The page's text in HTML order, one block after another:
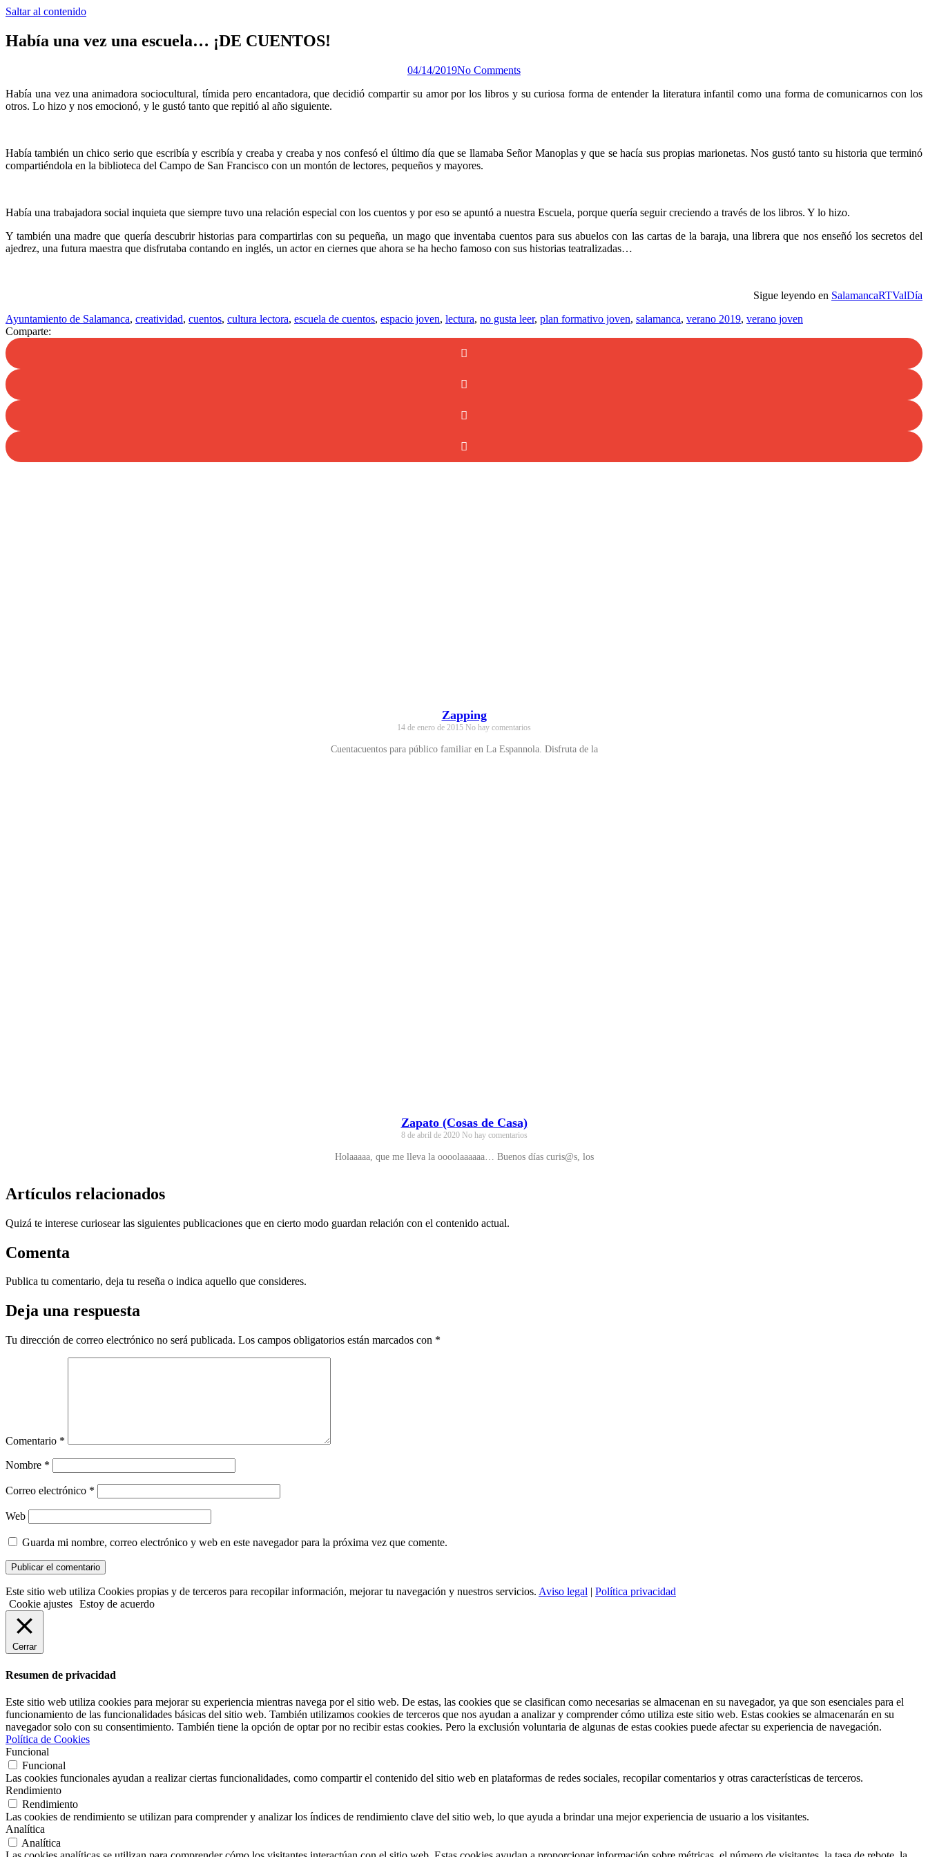
Saltar al contenido
Había una vez una escuela… ¡DE CUENTOS!
04/14/2019No Comments
Había una vez una animadora sociocultural, tímida pero encantadora, que decidió compartir su amor por los libros y su curiosa forma de entender la literatura infantil como una forma de comunicarnos con los
otros. Lo hizo y nos emocionó, y le gustó tanto que repitió al año siguiente.
Había también un chico serio que escribía y escribía y creaba y creaba y nos confesó el último día que se llamaba Señor Manoplas y que se hacía sus propias marionetas. Nos gustó tanto su historia que terminó
compartiéndola en la biblioteca del Campo de San Francisco con un montón de lectores, pequeños y mayores.
Había una trabajadora social inquieta que siempre tuvo una relación especial con los cuentos y por eso se apuntó a nuestra Escuela, porque quería seguir creciendo a través de los libros. Y lo hizo.
Y también una madre que quería descubrir historias para compartirlas con su pequeña, un mago que inventaba cuentos para sus abuelos con las cartas de la baraja, una librera que nos enseñó los secretos del
ajedrez, una futura maestra que disfrutaba contando en inglés, un actor en ciernes que ahora se ha hecho famoso con sus historias teatralizadas…
Sigue leyendo en SalamancaRTValDía
Ayuntamiento de Salamanca, creatividad, cuentos, cultura lectora, escuela de cuentos, espacio joven, lectura, no gusta leer, plan formativo joven, salamanca, verano 2019, verano joven
Comparte:
Zapping
14 de enero de 2015 No hay comentarios
Cuentacuentos para público familiar en La Espannola. Disfruta de la
Zapato (Cosas de Casa)
8 de abril de 2020 No hay comentarios
Holaaaaa, que me lleva la oooolaaaaaa… Buenos días curis@s, los
Artículos relacionados
Quizá te interese curiosear las siguientes publicaciones que en cierto modo guardan relación con el contenido actual.
Comenta
Publica tu comentario, deja tu reseña o indica aquello que consideres.
Deja una respuesta
Tu dirección de correo electrónico no será publicada. Los campos obligatorios están marcados con *
Comentario *
Nombre *
Correo electrónico *
Web
Guarda mi nombre, correo electrónico y web en este navegador para la próxima vez que comente.
Este sitio web utiliza Cookies propias y de terceros para recopilar información, mejorar tu navegación y nuestros servicios. Aviso legal | Política privacidad
Cookie ajustes Estoy de acuerdo
Cerrar
Resumen de privacidad
Este sitio web utiliza cookies para mejorar su experiencia mientras navega por el sitio web. De estas, las cookies que se clasifican como necesarias se almacenan en su navegador, ya que son esenciales para el
funcionamiento de las funcionalidades básicas del sitio web. También utilizamos cookies de terceros que nos ayudan a analizar y comprender cómo utiliza este sitio web. Estas cookies se almacenarán en su
navegador solo con su consentimiento. También tiene la opción de optar por no recibir estas cookies. Pero la exclusión voluntaria de algunas de estas cookies puede afectar su experiencia de navegación.
Política de Cookies
Funcional
Funcional
Las cookies funcionales ayudan a realizar ciertas funcionalidades, como compartir el contenido del sitio web en plataformas de redes sociales, recopilar comentarios y otras características de terceros.
Rendimiento
Rendimiento
Las cookies de rendimiento se utilizan para comprender y analizar los índices de rendimiento clave del sitio web, lo que ayuda a brindar una mejor experiencia de usuario a los visitantes.
Analítica
Analítica